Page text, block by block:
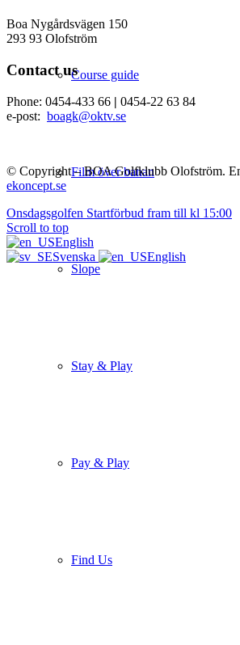
Course guide
Film över banan
Slope
Stay & Play
Pay & Play
Find Us
Boa Nygårdsvägen 150
293 93 Olofström
Contact us
Phone: 0454-433 66 | 0454-22 63 84
e-post: boagk@oktv.se
© Copyright – BOA Golfklubb Olofström.
ekoncept.se
Onsdagsgolfen Startförbud fram till kl 15:00
Scroll to top
English
Svenska
English